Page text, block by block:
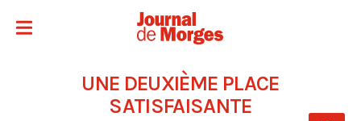
UNE DEUXIÈME PLACE
SATISFAISANTE